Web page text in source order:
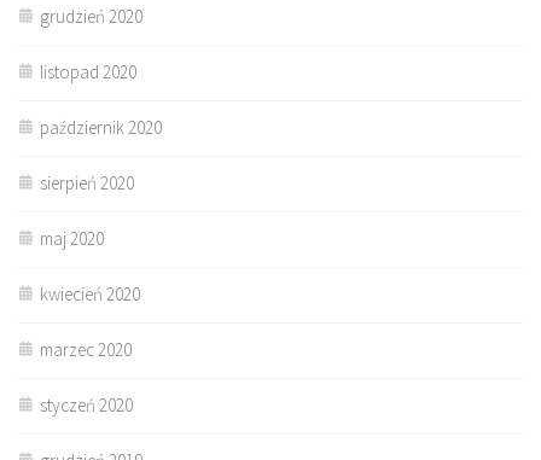
grudzień 2020
listopad 2020
październik 2020
sierpień 2020
maj 2020
kwiecień 2020
marzec 2020
styczeń 2020